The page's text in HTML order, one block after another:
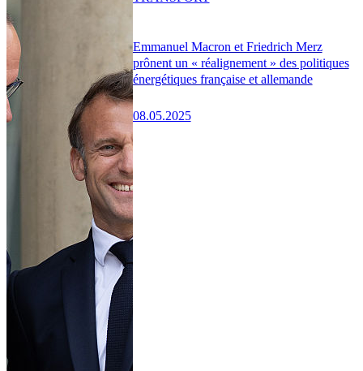
Emmanuel Macron et Friedrich Merz
prônent un « réalignement » des politiques
énergétiques française et allemande
08.05.2025